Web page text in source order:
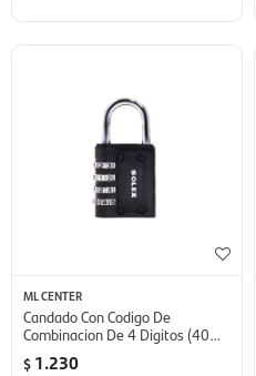
ML CENTER
Candado Con Codigo De
Combinacion De 4 Digitos (40
Mm Ancho) - Color Negro
$ 1.230